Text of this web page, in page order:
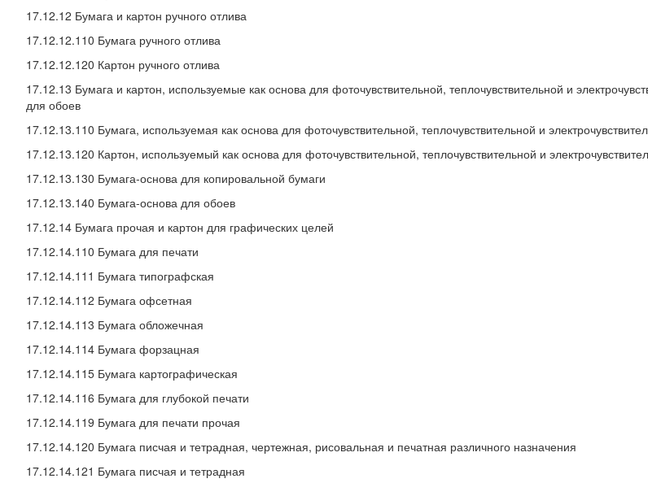
17.12.12 Бумага и картон ручного отлива
17.12.12.110 Бумага ручного отлива
17.12.12.120 Картон ручного отлива
17.12.13 Бумага и картон, используемые как основа для фоточувствительной, теплочувствительной и
для обоев
17.12.13.110 Бумага, используемая как основа для фоточувствительной, теплочувствительной и
17.12.13.120 Картон, используемый как основа для фоточувствительной, теплочувствительной и
17.12.13.130 Бумага-основа для копировальной бумаги
17.12.13.140 Бумага-основа для обоев
17.12.14 Бумага прочая и картон для графических целей
17.12.14.110 Бумага для печати
17.12.14.111 Бумага типографская
17.12.14.112 Бумага офсетная
17.12.14.113 Бумага обложечная
17.12.14.114 Бумага форзацная
17.12.14.115 Бумага картографическая
17.12.14.116 Бумага для глубокой печати
17.12.14.119 Бумага для печати прочая
17.12.14.120 Бумага писчая и тетрадная, чертежная, рисовальная и печатная различного назначения
17.12.14.121 Бумага писчая и тетрадная